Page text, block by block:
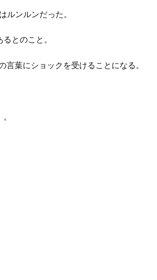
ルンルンだった。
とのこと。
葉にショックを受けることになる。